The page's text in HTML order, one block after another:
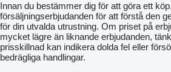
Innan du bestämmer dig för att göra ett
försäljningserbjudanden för att förstå den
för din utvalda utrustning. Om priset på
mycket lägre än liknande erbjudanden,
prisskillnad kan indikera dolda fel eller
bedrägliga handlingar.